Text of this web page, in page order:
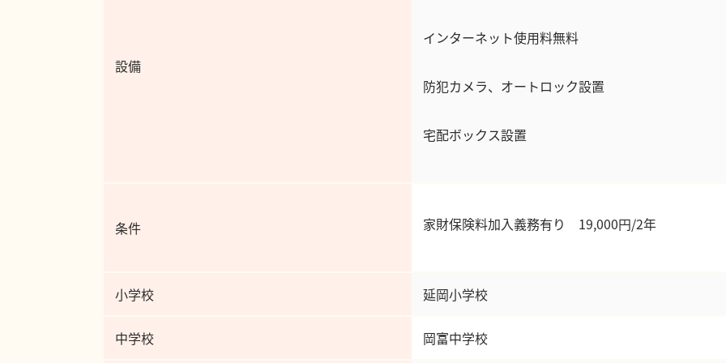
設備
インターネット使用料無料
防犯カメラ、オートロック設置
宅配ボックス設置
条件 家財保険料加入義務有り
小学校 延岡小学校
中学校 岡富中学校